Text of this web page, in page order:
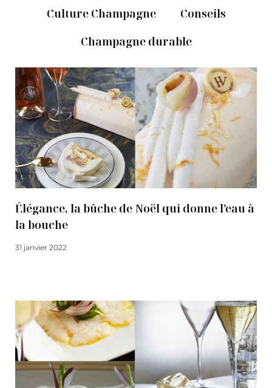
Culture Champagne
Conseils
Champagne durable
Élégance, la bûche de Noël qui donne l’eau à
la bouche
31 janvier 2022